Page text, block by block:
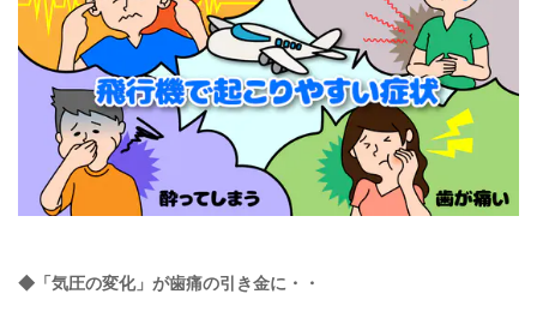
◆ 「気圧の変化」が歯痛の引き金に・・